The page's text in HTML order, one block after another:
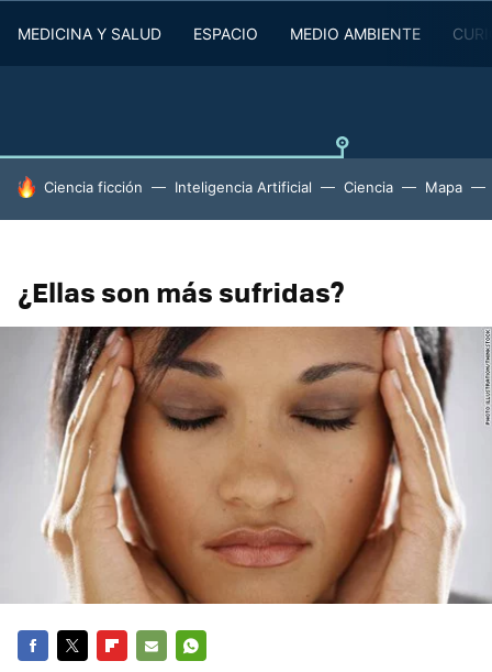
MEDICINA Y SALUD ESPACIO MEDIO AMBIENTE
HOY SE HABLA DE
Ciencia ficción Inteligencia Artificial Ciencia Mapa
¿Ellas son más sufridas?